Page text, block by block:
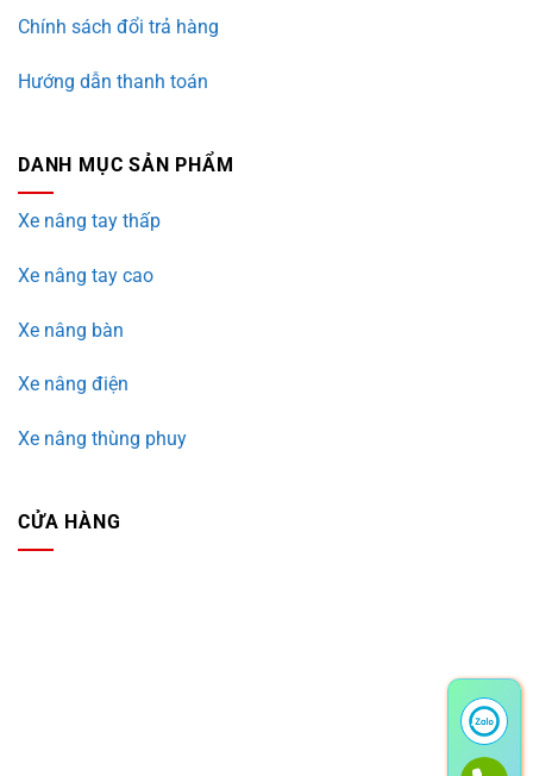
Chính sách đổi trả hàng
Hướng dẫn thanh toán
DANH MỤC SẢN PHẨM
Xe nâng tay thấp
Xe nâng tay cao
Xe nâng bàn
Xe nâng điện
Xe nâng thùng phuy
CỬA HÀNG